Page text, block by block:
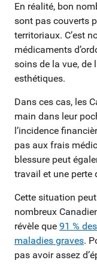
En réalité, bon
sont pas couverts
territoriaux. C’est
médicaments
soins de la vue, de
esthétiques.
Dans ces cas, les
main dans leur
l’incidence
pas aux frais
blessure peut
travail et une perte
Cette situation
nombreux
révèle que 91 %
maladies graves.
pas avoir assez